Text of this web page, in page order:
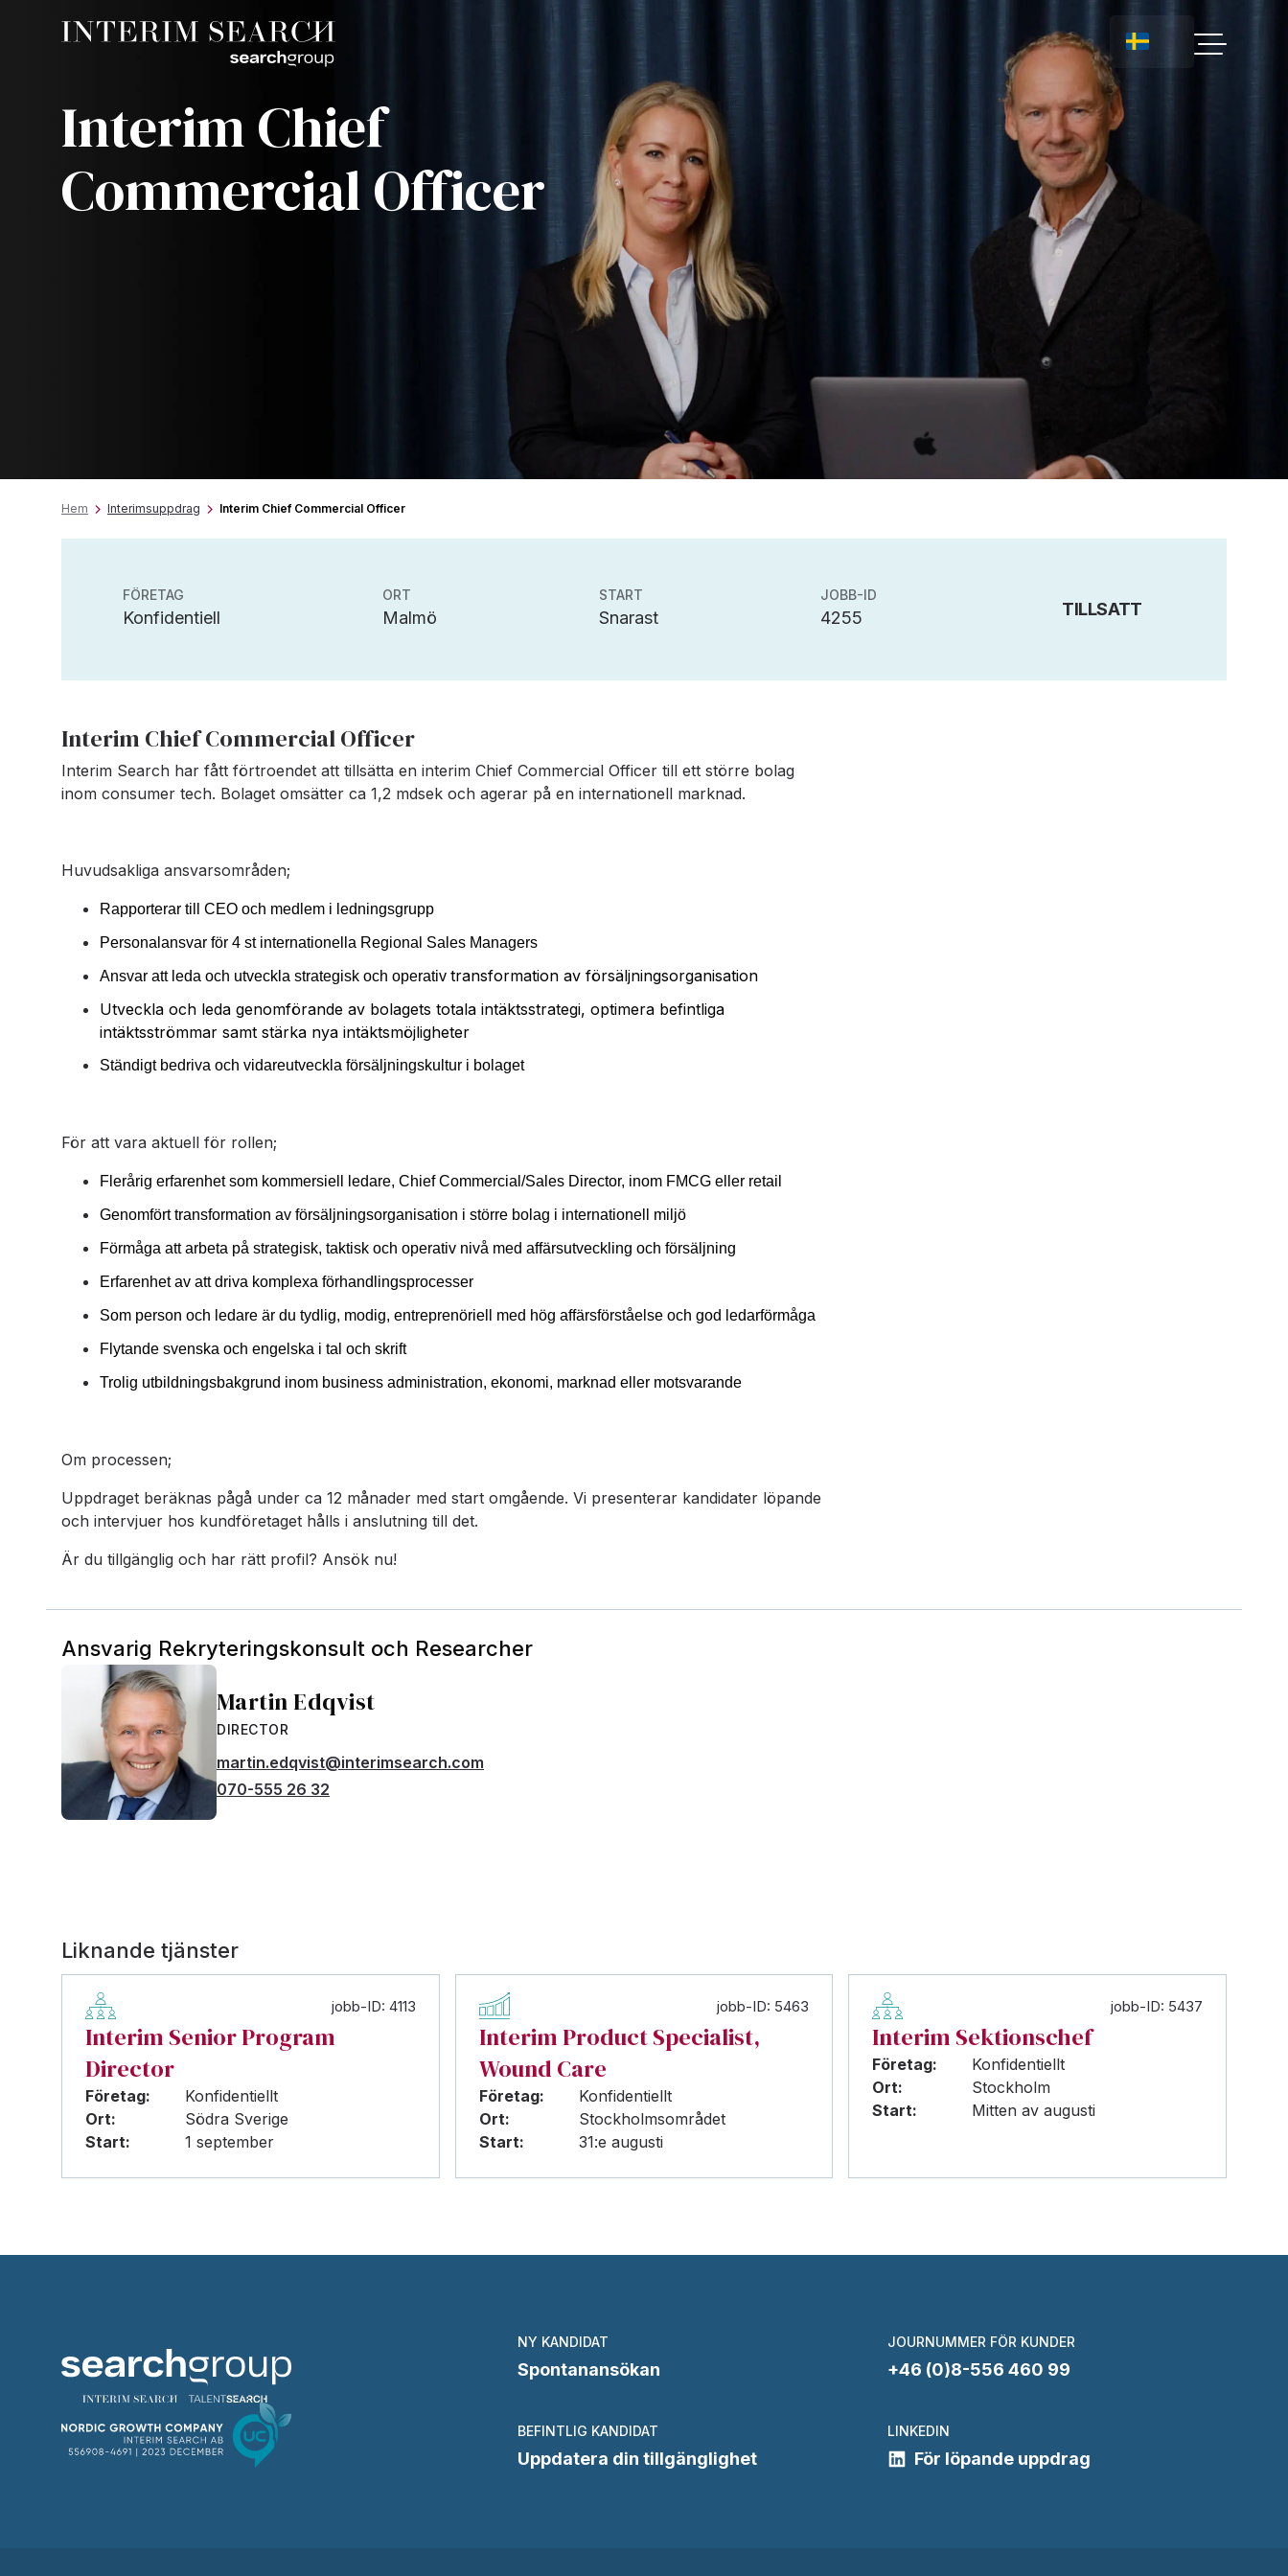
Interim Chief
Commercial Officer
Hem Interimsuppdrag Interim Chief Commercial Officer
FÖRETAG
Konfidentiell
ORT
Malmö
START
Snarast
JOBB-ID
4255 TILLSATT
Interim Chief Commercial Officer
Interim Search har fått förtroendet att tillsätta en interim Chief Commercial Officer till ett större bolag
inom consumer tech. Bolaget omsätter ca 1,2 mdsek och agerar på en internationell marknad.
Huvudsakliga ansvarsområden;
Rapporterar till CEO och medlem i ledningsgrupp
Personalansvar för 4 st internationella Regional Sales Managers
Ansvar att leda och utveckla strategisk och operativ transformation av försäljningsorganisation
Utveckla och leda genomförande av bolagets totala intäktsstrategi, optimera befintliga
intäktsströmmar samt stärka nya intäktsmöjligheter
Ständigt bedriva och vidareutveckla försäljningskultur i bolaget
För att vara aktuell för rollen;
Flerårig erfarenhet som kommersiell ledare, Chief Commercial/Sales Director, inom FMCG eller retail
Genomfört transformation av försäljningsorganisation i större bolag i internationell miljö
Förmåga att arbeta på strategisk, taktisk och operativ nivå med affärsutveckling och försäljning
Erfarenhet av att driva komplexa förhandlingsprocesser
Som person och ledare är du tydlig, modig, entreprenöriell med hög affärsförståelse och god ledarförmåga
Flytande svenska och engelska i tal och skrift
Trolig utbildningsbakgrund inom business administration, ekonomi, marknad eller motsvarande
Om processen;
Uppdraget beräknas pågå under ca 12 månader med start omgående. Vi presenterar kandidater löpande
och intervjuer hos kundföretaget hålls i anslutning till det.
Är du tillgänglig och har rätt profil? Ansök nu!
Ansvarig Rekryteringskonsult och Researcher
Martin Edqvist
DIRECTOR
martin.edqvist@interimsearch.com
070-555 26 32
Liknande tjänster
jobb-ID: 4113
Interim Senior Program
Director
Företag:
Konfidentiellt
Ort:
Södra Sverige
Start:
1 september
jobb-ID: 5463
Interim Product Specialist,
Wound Care
Företag:
Konfidentiellt
Ort:
Stockholmsområdet
Start:
31:e augusti
jobb-ID: 5437
Interim Sektionschef
Företag:
Konfidentiellt
Ort:
Stockholm
Start:
Mitten av augusti
NY KANDIDAT
Spontanansökan
JOURNUMMER FÖR KUNDER
+46 (0)8-556 460 99
BEFINTLIG KANDIDAT
Uppdatera din tillgänglighet
LINKEDIN
För löpande uppdrag